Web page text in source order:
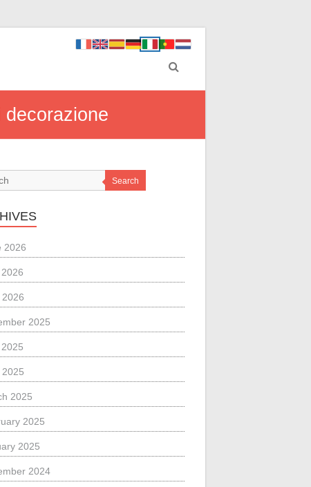
Search
2026
2025
2025
2025
2025
2024